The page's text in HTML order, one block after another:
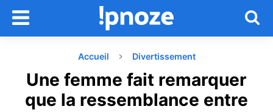
Accueil Divertissement
Une femme fait remarquer
que la ressemblance entre